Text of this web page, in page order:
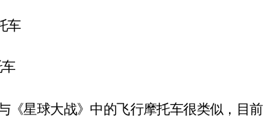
星球大战》中的飞行摩托车很类似，目前